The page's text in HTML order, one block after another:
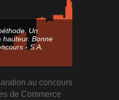
Un
Bonne
- S.A.
au concours
de Commerce